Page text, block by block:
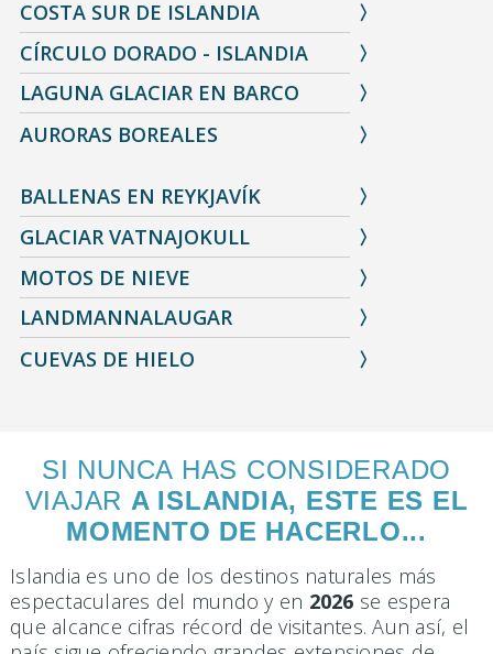
COSTA SUR DE ISLANDIA
CÍRCULO DORADO - ISLANDIA
LAGUNA GLACIAR EN BARCO
AURORAS BOREALES
BALLENAS EN REYKJAVÍK
GLACIAR VATNAJOKULL
MOTOS DE NIEVE
LANDMANNALAUGAR
CUEVAS DE HIELO
SI NUNCA HAS CONSIDERADO
VIAJAR A ISLANDIA, ESTE ES EL
MOMENTO DE HACERLO...
Islandia es uno de los destinos naturales más
espectaculares del mundo y en 2026 se espera
que alcance cifras récord de visitantes. Aun así, el